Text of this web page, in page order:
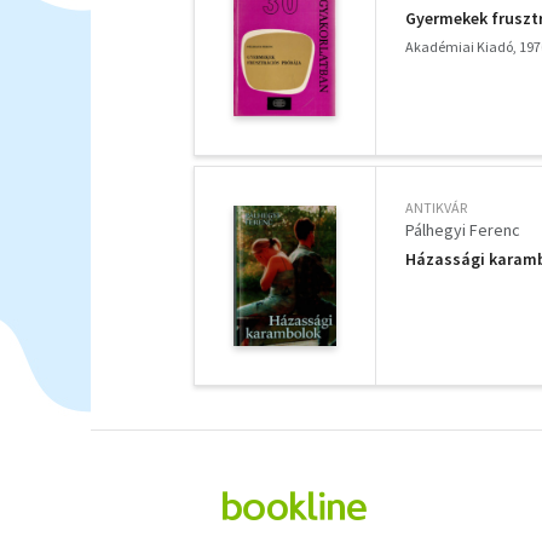
Gyermekek
Akadémiai Kiadó,
ANTIKVÁR
Pálhegyi Ferenc
Házassági